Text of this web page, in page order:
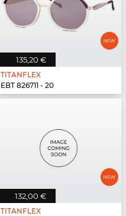
135,20 €
TITANFLEX
EBT 826711 - 20
132,00 €
TITANFLEX